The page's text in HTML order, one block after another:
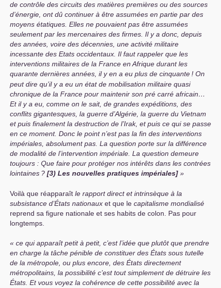
de contrôle des circuits des matières premières ou des sources
d’énergie, ont dû continuer à être assumées en partie par des
moyens étatiques. Elles ne pouvaient pas être assumées
seulement par les mercenaires des firmes. Il y a donc, depuis
des années, voire des décennies, une activité militaire
incessante des Etats occidentaux. Il faut rappeler que les
interventions militaires de la France en Afrique durant les
quarante dernières années, il y en a eu plus de cinquante ! On
peut dire qu’il y a eu un état de mobilisation militaire quasi
chronique de la France pour maintenir son pré carré africain…
Et il y a eu, comme on le sait, de grandes expéditions, des
conflits gigantesques, la guerre d’Algérie, la guerre du Vietnam
et puis finalement la destruction de l’Irak, et puis ce qui se passe
en ce moment. Donc le point n’est pas la fin des interventions
impériales, absolument pas. La question porte sur la différence
de modalité de l’intervention impériale. La question demeure
toujours : Que faire pour protéger nos intérêts dans les contrées
lointaines ? [3) Les nouvelles pratiques impériales]
Voilà que réapparaît le rapport direct et intrinsèque à la
subsistance d’États nationaux et que le capitalisme mondialisé
reprend sa figure nationale et ses habits de colon. Pas pour
longtemps.
ce qui apparaît petit à petit, c’est l’idée que plutôt que prendre
en charge la tâche pénible de constituer des États sous tutelle
de la métropole, ou plus encore, des États directement
métropolitains, la possibilité c’est tout simplement de détruire les
États . Et vous voyez la cohérence de cette possibilité avec la